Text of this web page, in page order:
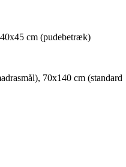
cm (pudebetræk)
70x140 cm (standard